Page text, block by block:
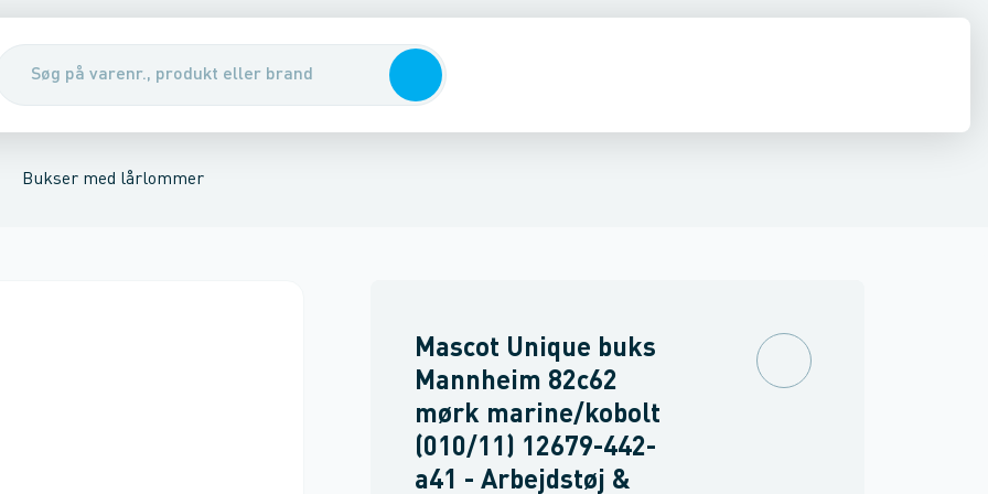
SkoSikkerhedsudstyr & handsker
Bælter Flammehæmmende bukser
Bukser med lårlommer
Sikkerheds bukser
Mascot Unique buks
Mannheim 82c62
mørk marine/kobolt
(010/11) 12679-442-
a41 - Arbejdstøj &